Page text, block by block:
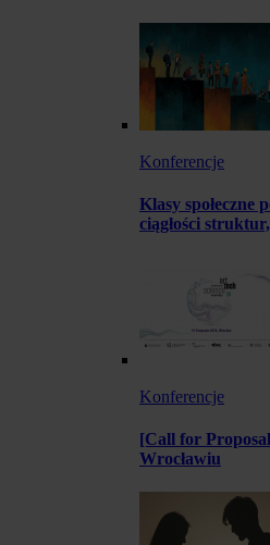
Konferencje
Klasy społeczne
ciągłości
Konferencje
[Call for
Wrocławiu